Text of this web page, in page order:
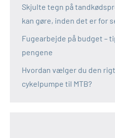
Skjulte tegn på
kan gøre, inden det er for
Fugearbejde på budget –
pengene
Hvordan vælger du den
cykelpumpe til MTB?